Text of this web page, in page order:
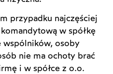
przypadku najczęściej
w spółkę
wspólników, osoby
nie ma ochoty brać
i w spółce z o.o.